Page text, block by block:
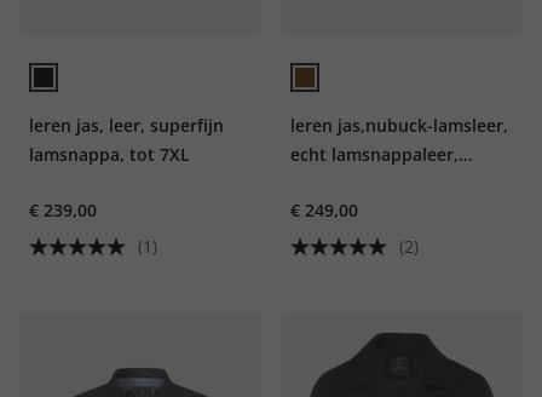
leren jas, leer, superfijn
lamsnappa, tot 7XL
€ 239,00
(1)
leren jas,nubuck-lamsleer,
echt lamsnappaleer,
pluche, tot 7XL
€ 249,00
(2)